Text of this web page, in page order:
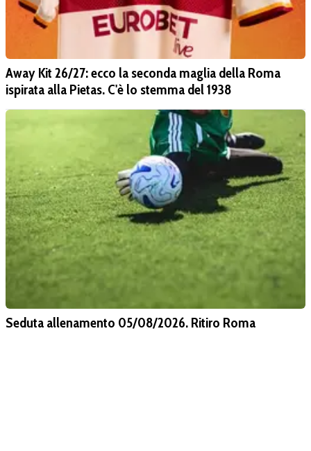
Away Kit 26/27: ecco la seconda maglia della Roma
ispirata alla Pietas. C'è lo stemma del 1938
Seduta allenamento 05/08/2026. Ritiro Roma